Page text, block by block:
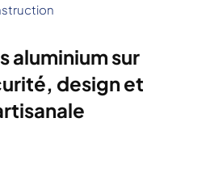
aluminium sur
design et